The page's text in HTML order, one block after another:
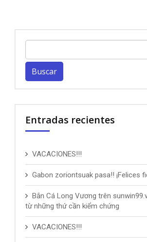
Entradas recientes
VACACIONES!!!
Gabon zoriontsuak pasa!! ¡Felices
Bắn Cá Long Vương trên
từ những thứ cần kiểm chứng
VACACIONES!!!